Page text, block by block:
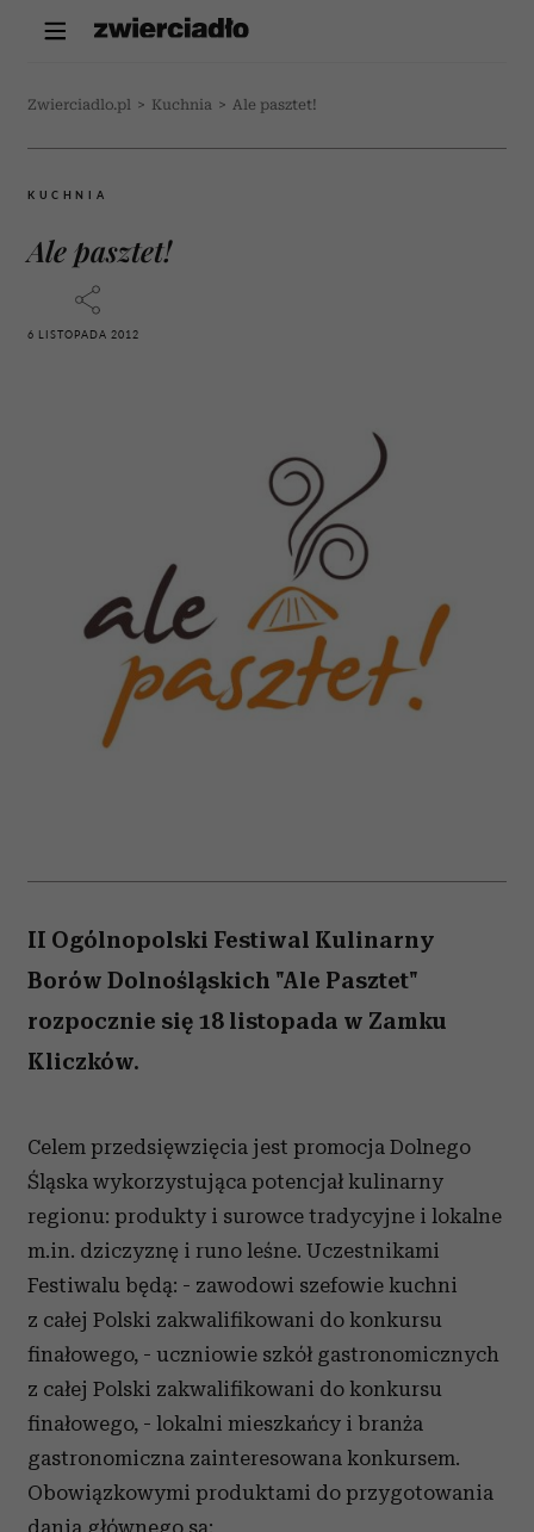
Zwierciadlo.pl > Kuchnia > Ale pasztet!
KUCHNIA
Ale pasztet!
6 LISTOPADA 2012
II Ogólnopolski Festiwal Kulinarny
Borów Dolnośląskich "Ale Pasztet"
rozpocznie się 18 listopada w Zamku
Kliczków.
Celem przedsięwzięcia jest promocja Dolnego
Śląska wykorzystująca potencjał kulinarny
regionu: produkty i surowce tradycyjne i lokalne
m.in. dziczyznę i runo leśne. Uczestnikami
Festiwalu będą: - zawodowi szefowie kuchni
z całej Polski zakwalifikowani do konkursu
finałowego, - uczniowie szkół gastronomicznych
z całej Polski zakwalifikowani do konkursu
finałowego, - lokalni mieszkańcy i branża
gastronomiczna zainteresowana konkursem.
Obowiązkowymi produktami do przygotowania
dania głównego są: